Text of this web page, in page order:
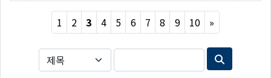
1 2 3 4 5 6 7 8 9 10 »